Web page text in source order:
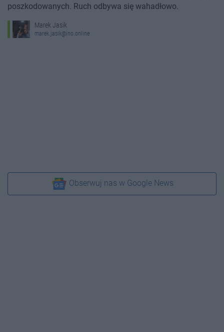
poszkodowanych. Ruch odbywa się wahadłowo.
Marek Jasik
marek.jasik@ino.online
Obserwuj nas w Google News